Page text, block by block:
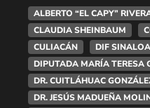
ALBERTO “EL CAPY”
CLAUDIA SHEINBAUM
CULIACÁN
DIF SINALOA
DIPUTADA MARÍA TERESA
DR. CUITLÁHUAC
DR. JESÚS MADUEÑA